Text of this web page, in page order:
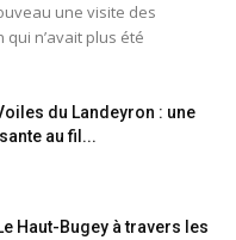
une visite des
n’avait plus été
du Landeyron : une
au fil...
Haut-Bugey à travers les